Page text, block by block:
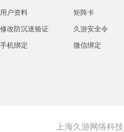
用户资料
修改防沉迷验证
手机绑定
矩阵卡
久游安全令
微信绑定
上海久游网络科